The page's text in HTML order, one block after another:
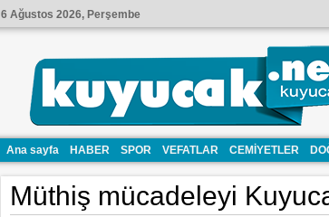
6 Ağustos 2026, Perşembe
Ana sayfa HABER SPOR VEFATLAR CEMİYETLER
Müthiş mücadeleyi